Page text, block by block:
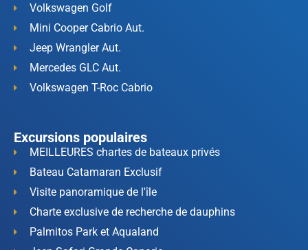
Volkswagen Golf
Mini Cooper Cabrio Aut.
Jeep Wrangler Aut.
Mercedes GLC Aut.
Volkswagen T-Roc Cabrio
Excursions populaires
MEILLEURES chartes de bateaux privés
Bateau Catamaran Exclusif
Visite panoramique de l'île
Charte exclusive de recherche de dauphins
Palmitos Park et Aqualand